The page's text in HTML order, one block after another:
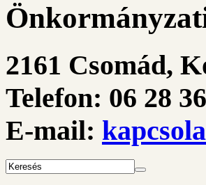
2161 Csomád,
Telefon: 06 28
E-mail: